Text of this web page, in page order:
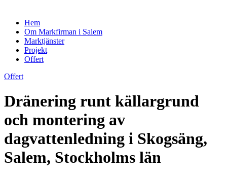
Hem
Om Markfirman i Salem
Marktjänster
Projekt
Offert
Offert
Dränering runt källargrund
och montering av
dagvattenledning i Skogsäng,
Salem, Stockholms län